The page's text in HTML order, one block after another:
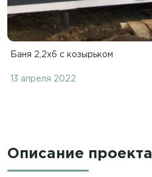
Баня 2,2х6 с козырьком
13 апреля 2022
Описание проекта